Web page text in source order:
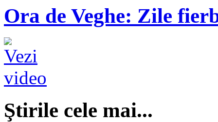
Ora de Veghe: Zile
Ştirile cele mai...